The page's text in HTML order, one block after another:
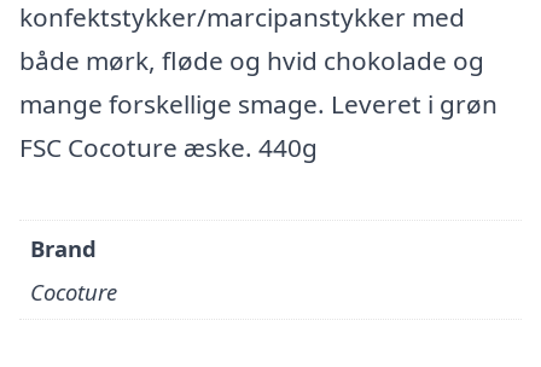
konfektstykker/marcipanstykker med
både mørk, fløde og hvid chokolade og
mange forskellige smage. Leveret i grøn
FSC Cocoture æske. 440g
Brand
Cocoture